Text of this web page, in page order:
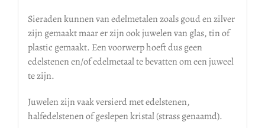
Sieraden kunnen van edelmetalen zoals goud en zilver
zijn gemaakt maar er zijn ook juwelen van glas, tin of
plastic gemaakt. Een voorwerp hoeft dus geen
edelstenen en/of edelmetaal te bevatten om een juweel
te zijn.
Juwelen zijn vaak versierd met edelstenen,
halfedelstenen of geslepen kristal (strass genaamd).